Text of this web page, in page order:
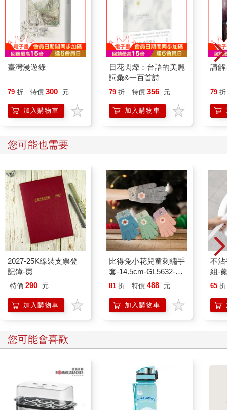
臺灣漫遊錄
79 折 特價 300 元
加入購物車
日花閃爍：台語的美麗
詞彙&一百首詩
79 折 特價 356 元
加入購物車
請解
79 折
您可能也需要
2027-25K線裝支票登
記簿-棗
特價 290 元
加入購物車
比得兔小花兒童刺繡手
套-14.5cm-GL5632-2
雙入
81 折 特價 488 元
加入購物車
不
組-
65 折
您可能會喜歡